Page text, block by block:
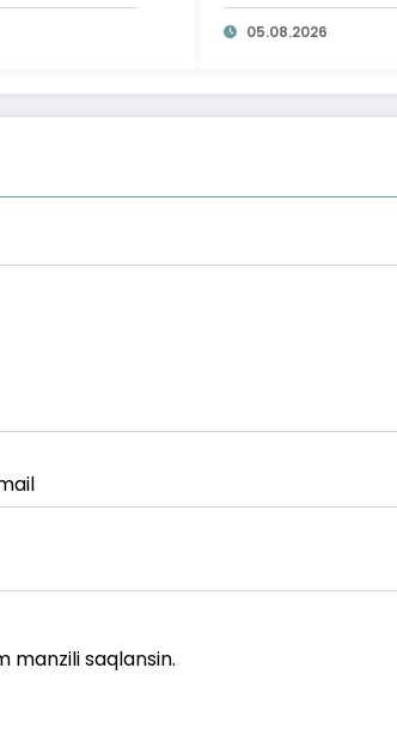
ta’minlab berildi
05.08.2026
manzili saqlansin.